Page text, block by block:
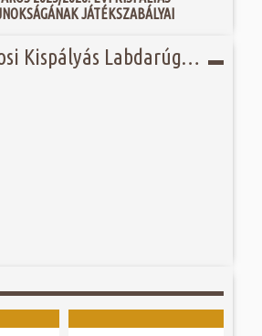
JÁTÉKSZABÁLYAI
2023-24 Városi Kispályás Labdarúgó Bajnokság